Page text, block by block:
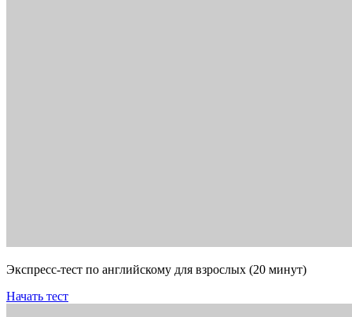
Экспресс-тест по английскому для взрослых (20 минут)
Начать тест